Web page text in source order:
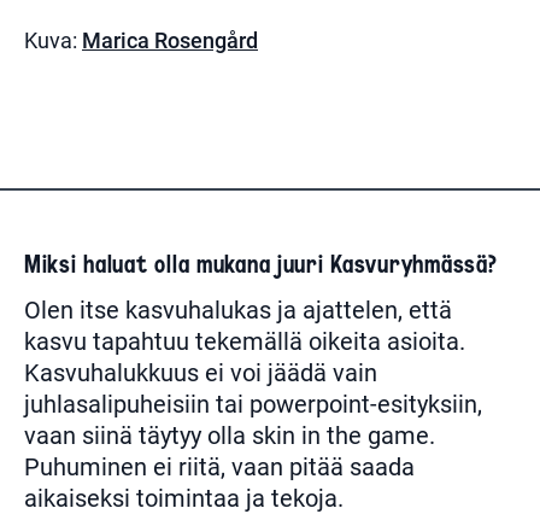
Kuva: Marica Rosengård
Miksi haluat olla mukana juuri Kasvuryhmässä?
Olen itse kasvuhalukas ja ajattelen, että
kasvu tapahtuu tekemällä oikeita asioita.
Kasvuhalukkuus ei voi jäädä vain
juhlasalipuheisiin tai powerpoint-esityksiin,
vaan siinä täytyy olla skin in the game.
Puhuminen ei riitä, vaan pitää saada
aikaiseksi toimintaa ja tekoja.